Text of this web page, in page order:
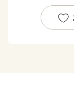
公布されると急
ら一挙に「佐世